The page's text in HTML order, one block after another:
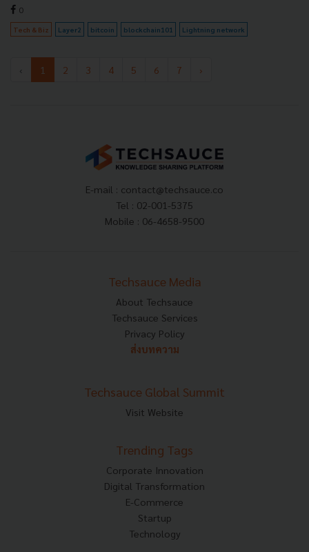
0
Tech & Biz Layer2 bitcoin blockchain101 Lightning network
‹ 1 2 3 4 5 6 7 ›
E-mail : contact@techsauce.co
Tel : 02-001-5375
Mobile : 06-4658-9500
Techsauce Media
About Techsauce
Techsauce Services
Privacy Policy
ส่งบทความ
Techsauce Global Summit
Visit Website
Trending Tags
Corporate Innovation
Digital Transformation
E-Commerce
Startup
Technology